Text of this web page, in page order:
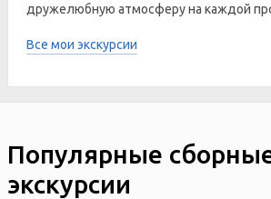
дружелюбную атмосферу на каждой
Все мои экскурсии
Популярные
экскурсии